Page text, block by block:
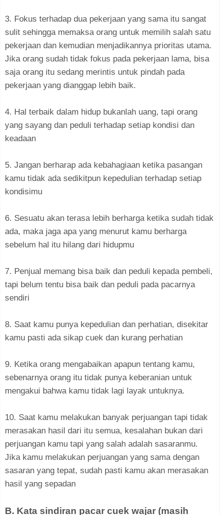
3. Fokus terhadap dua pekerjaan yang sama itu sangat
sulit sehingga memaksa orang untuk memilih salah satu
pekerjaan dan kemudian menjadikannya prioritas utama.
Jika orang sudah tidak fokus pada pekerjaan lama, bisa
saja orang itu sedang merintis untuk pindah pada
pekerjaan yang dianggap lebih baik.
4. Hal terbaik dalam hidup bukanlah uang, tapi orang
yang sayang dan peduli terhadap setiap kondisi dan
keadaan
5. Jangan berharap ada kebahagiaan ketika pasangan
kamu tidak ada sedikitpun kepedulian terhadap setiap
kondisimu
6. Sesuatu akan terasa lebih berharga ketika sudah tidak
ada, maka jaga apa yang menurut kamu berharga
sebelum hal itu hilang dari hidupmu
7. Penjual memang bisa baik dan peduli kepada pembeli,
tapi belum tentu bisa baik dan peduli pada pacarnya
sendiri
8. Saat kamu punya kepedulian dan perhatian, disekitar
kamu pasti ada sikap cuek dan kurang perhatian
9. Ketika orang mengabaikan apapun tentang kamu,
sebenarnya orang itu tidak punya keberanian untuk
mengakui bahwa kamu tidak lagi layak untuknya.
10. Saat kamu melakukan banyak perjuangan tapi tidak
merasakan hasil dari itu semua, kesalahan bukan dari
perjuangan kamu tapi yang salah adalah sasaranmu.
Jika kamu melakukan perjuangan yang sama dengan
sasaran yang tepat, sudah pasti kamu akan merasakan
hasil yang sepadan
B. Kata sindiran pacar cuek wajar (masih